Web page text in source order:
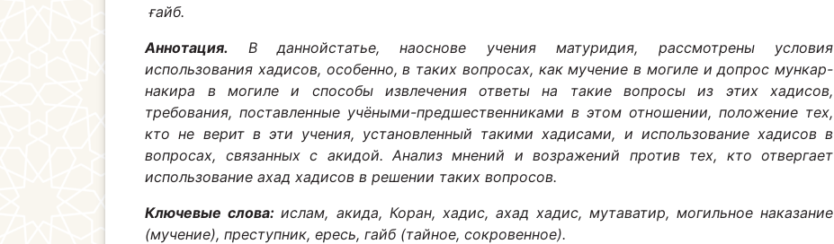
ғайб.
Аннотация. В даннойстатье, наоснове учения матуридия, рассмотрены условия
использования хадисов, особенно, в таких вопросах, как мучение в могиле и допрос мункар-
накира в могиле и способы извлечения ответы на такие вопросы из этих хадисов,
требования, поставленные учёными-предшественниками в этом отношении, положение тех,
кто не верит в эти учения, установленный такими хадисами, и использование хадисов в
вопросах, связанных с акидой. Анализ мнений и возражений против тех, кто отвергает
использование ахад хадисов в решении таких вопросов.
Ключевые слова:ислам, акида, Коран, хадис, ахад хадис, мутаватир, могильное наказание
(мучение), преступник, ересь, гайб (тайное, сокровенное).